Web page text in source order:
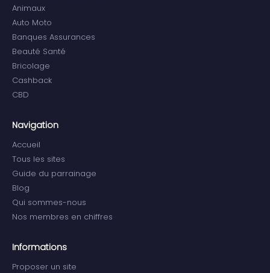
Animaux
Auto Moto
Banques Assurances
Beauté Santé
Bricolage
Cashback
CBD
Navigation
Accueil
Tous les sites
Guide du parrainage
Blog
Qui sommes-nous
Nos membres en chiffres
Informations
Proposer un site